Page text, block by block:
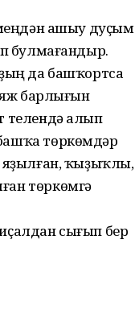
ашыу дуҫым
булмағандыр.
да башҡортса
барлығын
телендә алып
төркөмдәр
яҙылған, ҡыҙыҡлы,
төркөмгә
сығып бер